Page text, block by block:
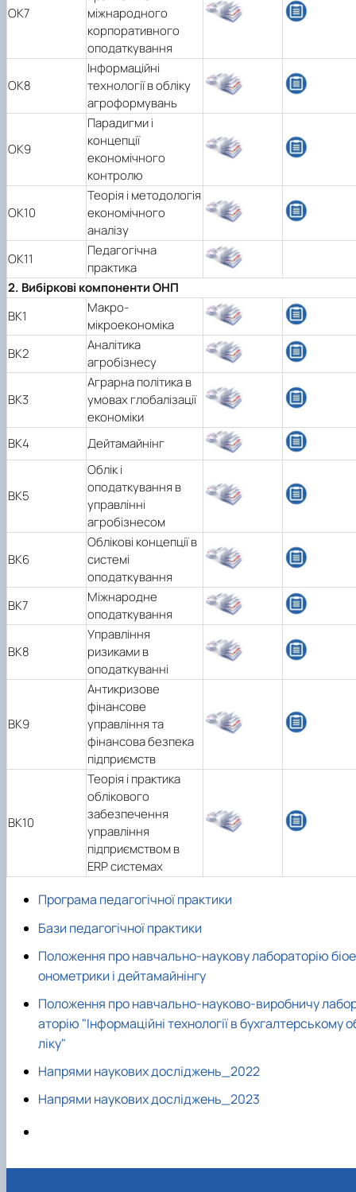
ОК7
міжнародного
корпоративного
оподаткування
ОК8
Інформаційні
технології в обліку
агроформувань
ОК9
Парадигми і
концепції
економічного
контролю
ОК10
Теорія і методологія
економічного
аналізу
ОК11
Педагогічна
практика
2. Вибіркові компоненти ОНП
ВК1
Макро-
мікроекономіка
ВК2
Аналітика
агробізнесу
ВК3
Аграрна політика в
умовах глобалізації
економіки
ВК4
Дейтамайнінг
ВК5
Облік і
оподаткування в
управлінні
агробізнесом
ВК6
Облікові концепції в
системі
оподаткування
ВК7
Міжнародне
оподаткування
ВК8
Управління
ризиками в
оподаткуванні
ВК9
Антикризове
фінансове
управління та
фінансова безпека
підприємств
ВК10
Теорія і практика
облікового
забезпечення
управління
підприємством в
ERP системах
Програма педагогічної практики
Бази педагогічної практики
Положення про навчально-наукову лабораторію
онометрики і дейтамайнінгу
Положення про навчально-науково-виробничу
аторію "Інформаційні технології в бухгалтерському
ліку"
Напрями наукових досліджень_2022
Напрями наукових досліджень_2023